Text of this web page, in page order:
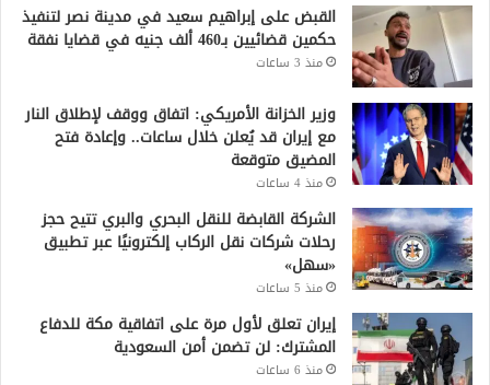
القبض على إبراهيم سعيد في مدينة نصر لتنفيذ
حكمين قضائيين بـ460 ألف جنيه في قضايا نفقة
منذ 3 ساعات
وزير الخزانة الأمريكي: اتفاق ووقف لإطلاق النار
مع إيران قد يُعلن خلال ساعات.. وإعادة فتح
المضيق متوقعة
منذ 4 ساعات
الشركة القابضة للنقل البحري والبري تتيح حجز
رحلات شركات نقل الركاب إلكترونيًا عبر تطبيق
«سهل»
منذ 5 ساعات
إيران تعلق لأول مرة على اتفاقية مكة للدفاع
المشترك: لن تضمن أمن السعودية
منذ 6 ساعات